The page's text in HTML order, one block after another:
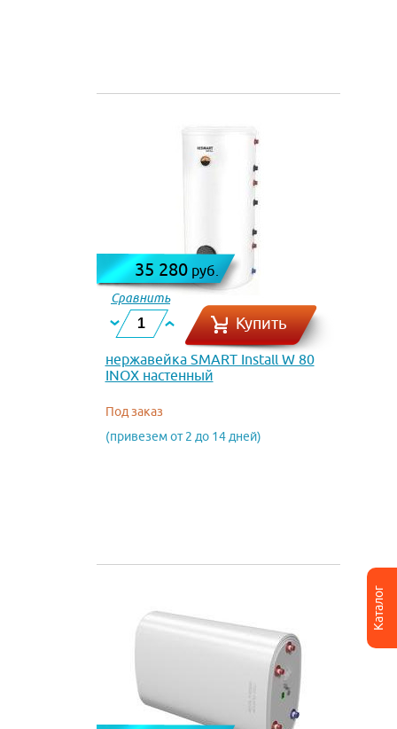
Каталог
35 280руб.
Сравнить
Купить
нержавейка SMART Install W 80
INOX настенный
Под заказ
(привезем от 2 до 14 дней)